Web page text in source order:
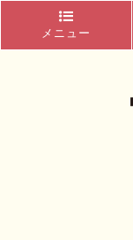
メニュー